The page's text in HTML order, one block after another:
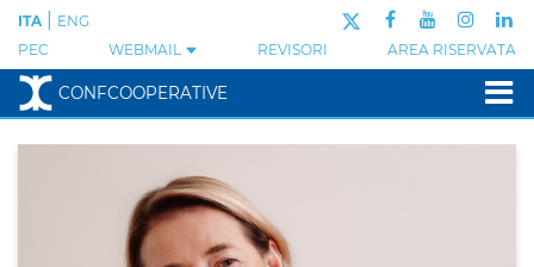
PEC WEBMAIL REVISORI AREA RISERVATA
ITA ENG
CONFCOOPERATIVE